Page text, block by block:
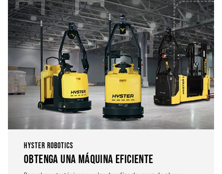
HYSTER ROBOTICS
OBTENGA UNA MÁQUINA EFICIENTE